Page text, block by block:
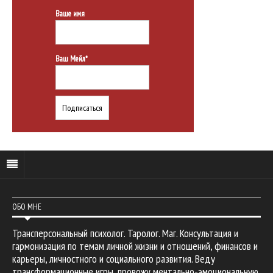
Ваше имя
Ваш Мейл*
ОБО МНЕ
Трансперсональный психолог. Таролог. Маг. Консультация и
гармонизация по темам личной жизни и отношений, финансов и
карьеры, личностного и социального развития. Веду